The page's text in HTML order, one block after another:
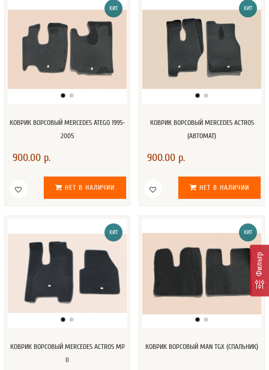
ХИТ
КОВРИК ВОРСОВЫЙ MERCEDES ATEGO 1995-
2005
900.00 р.
НЕТ В НАЛИЧИИ
ХИТ
КОВРИК ВОРСОВЫЙ MERCEDES ACTROS
(АВТОМАТ)
900.00 р.
НЕТ В НАЛИЧИИ
ХИТ
КОВРИК ВОРСОВЫЙ MERCEDES ACTROS MP
II
ХИТ
КОВРИК ВОРСОВЫЙ MAN TGX (CПАЛЬНИК)
Фильтр